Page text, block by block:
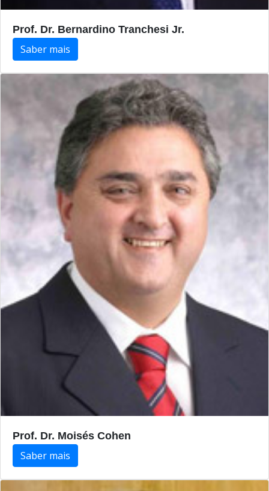
Prof. Dr. Bernardino Tranchesi Jr.
Saber mais
Prof. Dr. Moisés Cohen
Saber mais